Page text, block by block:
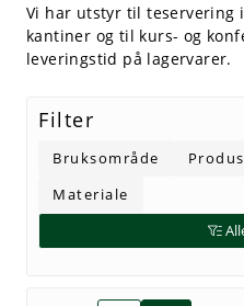
Vi har utstyr til teservering
kantiner og til kurs- og
leveringstid på lagervarer.
Filter
Bruksområde
Materiale
Arbeidstøy
Service
OUTLET